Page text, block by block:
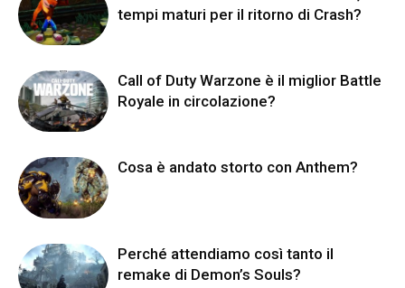
tempi maturi per il ritorno di Crash?
Call of Duty Warzone è il miglior Battle
Royale in circolazione?
Cosa è andato storto con Anthem?
Perché attendiamo così tanto il
remake di Demon’s Souls?